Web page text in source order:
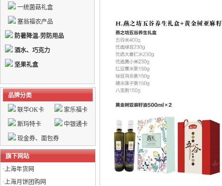
一统菌菇礼盒
塞翁福农产品
防暑降温-劳防用品
酒水、巧克力
坚果礼盒
品牌分类
联华OK卡 家乐福卡
斯玛特卡 中银通卡
现金券、面包券
旗下网站
·上海年货网
·上海月饼团购网